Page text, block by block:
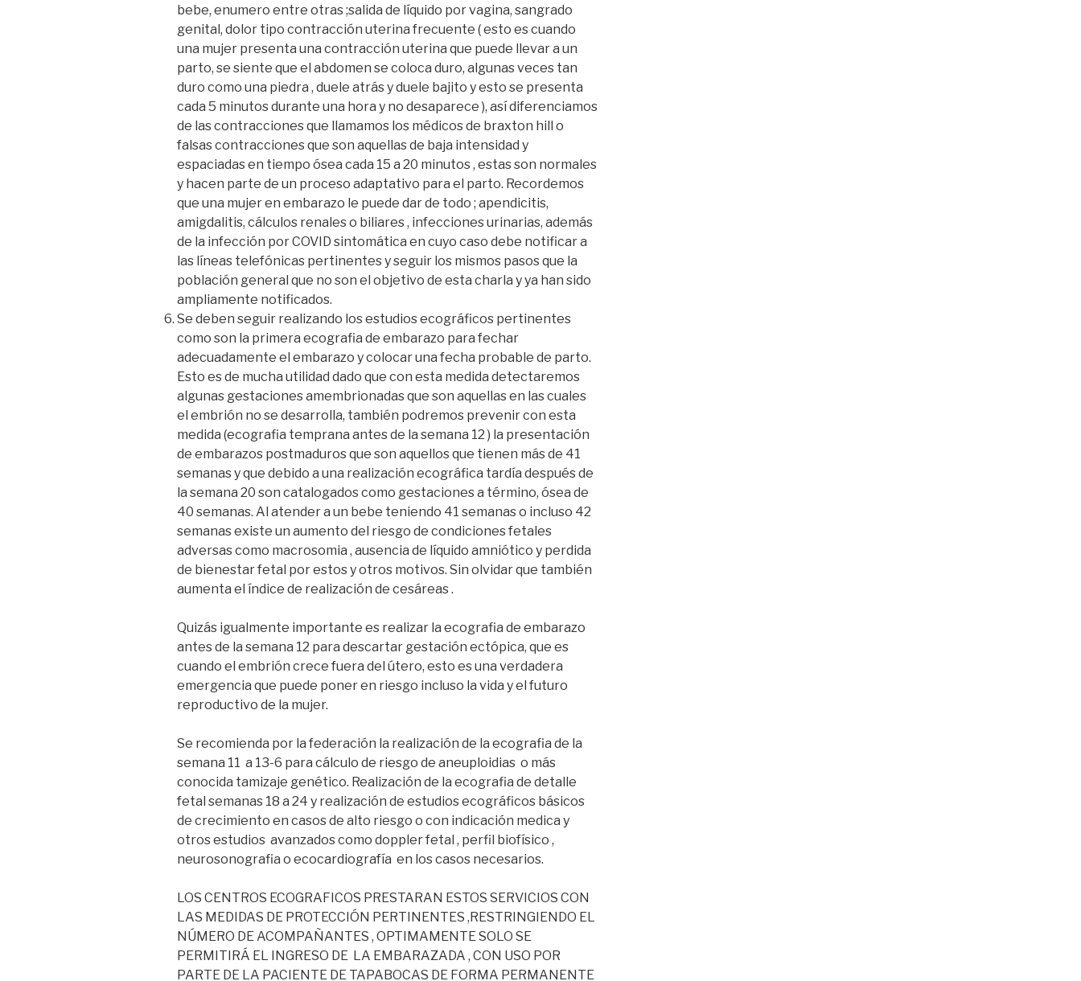
bebe, enumero entre otras ;salida de líquido por vagina, sangrado
genital, dolor tipo contracción uterina frecuente ( esto es cuando
una mujer presenta una contracción uterina que puede llevar a un
parto, se siente que el abdomen se coloca duro, algunas veces tan
duro como una piedra , duele atrás y duele bajito y esto se presenta
cada 5 minutos durante una hora y no desaparece ), así diferenciamos
de las contracciones que llamamos los médicos de braxton hill o
falsas contracciones que son aquellas de baja intensidad y
espaciadas en tiempo ósea cada 15 a 20 minutos , estas son normales
y hacen parte de un proceso adaptativo para el parto. Recordemos
que una mujer en embarazo le puede dar de todo ; apendicitis,
amigdalitis, cálculos renales o biliares , infecciones urinarias, además
de la infección por COVID sintomática en cuyo caso debe notificar a
las líneas telefónicas pertinentes y seguir los mismos pasos que la
población general que no son el objetivo de esta charla y ya han sido
ampliamente notificados.
Se deben seguir realizando los estudios ecográficos pertinentes
como son la primera ecografia de embarazo para fechar
adecuadamente el embarazo y colocar una fecha probable de parto.
Esto es de mucha utilidad dado que con esta medida detectaremos
algunas gestaciones amembrionadas que son aquellas en las cuales
el embrión no se desarrolla, también podremos prevenir con esta
medida (ecografia temprana antes de la semana 12 ) la presentación
de embarazos postmaduros que son aquellos que tienen más de 41
semanas y que debido a una realización ecográfica tardía después de
la semana 20 son catalogados como gestaciones a término, ósea de
40 semanas. Al atender a un bebe teniendo 41 semanas o incluso 42
semanas existe un aumento del riesgo de condiciones fetales
adversas como macrosomia , ausencia de líquido amniótico y perdida
de bienestar fetal por estos y otros motivos. Sin olvidar que también
aumenta el índice de realización de cesáreas .
Quizás igualmente importante es realizar la ecografia de embarazo
antes de la semana 12 para descartar gestación ectópica, que es
cuando el embrión crece fuera del útero, esto es una verdadera
emergencia que puede poner en riesgo incluso la vida y el futuro
reproductivo de la mujer.
Se recomienda por la federación la realización de la ecografia de la
semana 11 a 13-6 para cálculo de riesgo de aneuploidias o más
conocida tamizaje genético. Realización de la ecografia de detalle
fetal semanas 18 a 24 y realización de estudios ecográficos básicos
de crecimiento en casos de alto riesgo o con indicación medica y
otros estudios avanzados como doppler fetal , perfil biofísico ,
neurosonografia o ecocardiografía en los casos necesarios.
LOS CENTROS ECOGRAFICOS PRESTARAN ESTOS SERVICIOS CON
LAS MEDIDAS DE PROTECCIÓN PERTINENTES ,RESTRINGIENDO EL
NÚMERO DE ACOMPAÑANTES , OPTIMAMENTE SOLO SE
PERMITIRÁ EL INGRESO DE LA EMBARAZADA , CON USO POR
PARTE DE LA PACIENTE DE TAPABOCAS DE FORMA PERMANENTE